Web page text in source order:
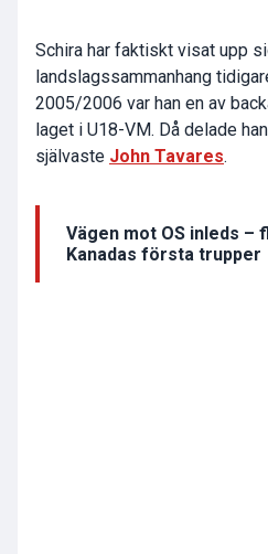
Schira har faktiskt visat upp
landslagssammanhang
2005/2006 var han en av
laget i U18-VM. Då delade
självaste John Tavares.
Vägen mot OS inleds –
Kanadas första trupper